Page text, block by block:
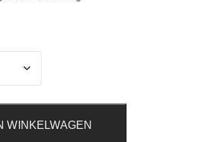
WINKELWAGEN